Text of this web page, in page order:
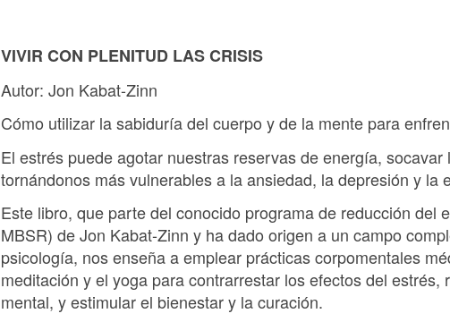
VIVIR CON PLENITUD LAS CRISIS
Autor: Jon Kabat-Zinn
Cómo utilizar la sabiduría del cuerpo y de la mente para
El estrés puede agotar nuestras reservas de energía,
tornándonos más vulnerables a la ansiedad, la depresión y la
Este libro, que parte del conocido programa de reducción del
MBSR) de Jon Kabat-Zinn y ha dado origen a un campo
psicología, nos enseña a emplear prácticas corpomentales
meditación y el yoga para contrarrestar los efectos del
mental, y estimular el bienestar y la curación.